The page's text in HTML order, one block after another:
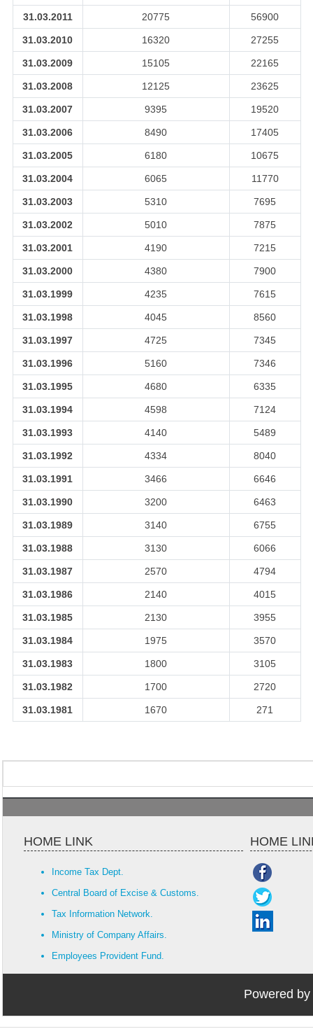
31.03.2011 20775 56900
31.03.2010 16320 27255
31.03.2009 15105 22165
31.03.2008 12125 23625
31.03.2007 9395 19520
31.03.2006 8490 17405
31.03.2005 6180 10675
31.03.2004 6065 11770
31.03.2003 5310 7695
31.03.2002 5010 7875
31.03.2001 4190 7215
31.03.2000 4380 7900
31.03.1999 4235 7615
31.03.1998 4045 8560
31.03.1997 4725 7345
31.03.1996 5160 7346
31.03.1995 4680 6335
31.03.1994 4598 7124
31.03.1993 4140 5489
31.03.1992 4334 8040
31.03.1991 3466 6646
31.03.1990 3200 6463
31.03.1989 3140 6755
31.03.1988 3130 6066
31.03.1987 2570 4794
31.03.1986 2140 4015
31.03.1985 2130 3955
31.03.1984 1975 3570
31.03.1983 1800 3105
31.03.1982 1700 2720
31.03.1981 1670 271
HOME LINK HOME
Income Tax Dept.
Central Board of Excise & Customs.
Tax Information Network.
Ministry of Company Affairs.
Employees Provident Fund.
Powered